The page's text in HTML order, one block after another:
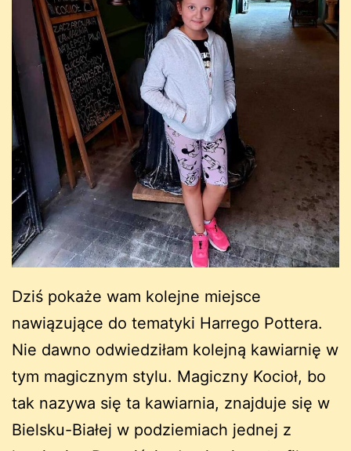
Dziś pokaże wam kolejne miejsce
nawiązujące do tematyki Harrego Pottera.
Nie dawno odwiedziłam kolejną kawiarnię w
tym magicznym stylu. Magiczny Kocioł, bo
tak nazywa się ta kawiarnia, znajduje się w
Bielsku-Białej w podziemiach jednej z